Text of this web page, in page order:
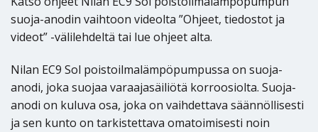
suoja-anodin vaihtoon videolta ”Ohjeet, tiedostot ja
videot” -välilehdeltä tai lue ohjeet alta.
Nilan EC9 Sol poistoilmalämpöpumpussa on suoja-
anodi, joka suojaa varaajasäiliötä korroosiolta. Suoja-
anodi on kuluva osa, joka on vaihdettava säännöllisesti
ja sen kunto on tarkistettava omatoimisesti noin